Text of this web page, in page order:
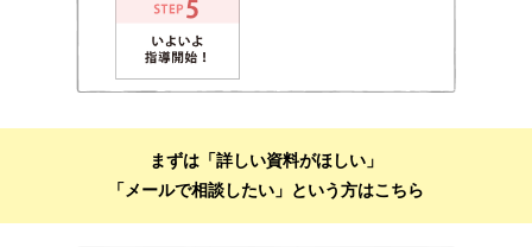
まずは「詳しい資料がほしい」
「メールで相談したい」という方はこちら